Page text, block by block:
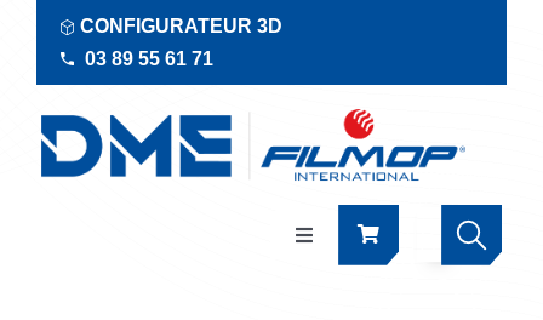
contenu
CONFIGURATEUR 3D
03 89 55 61 71
Navigation